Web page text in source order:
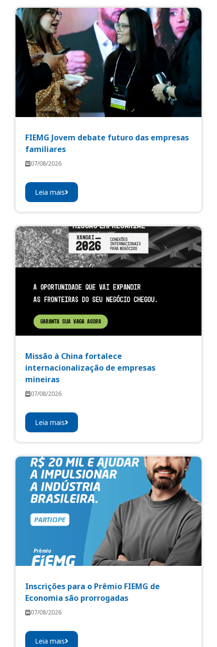
FIEMG Jovem debate futuro das empresas
familiares
07/08/2026
Leia mais
Missão à China fortalece
internacionalização de empresas
mineiras
07/08/2026
Leia mais
Inscrições para o Prêmio FIEMG de
Economia são prorrogadas
07/08/2026
Leia mais